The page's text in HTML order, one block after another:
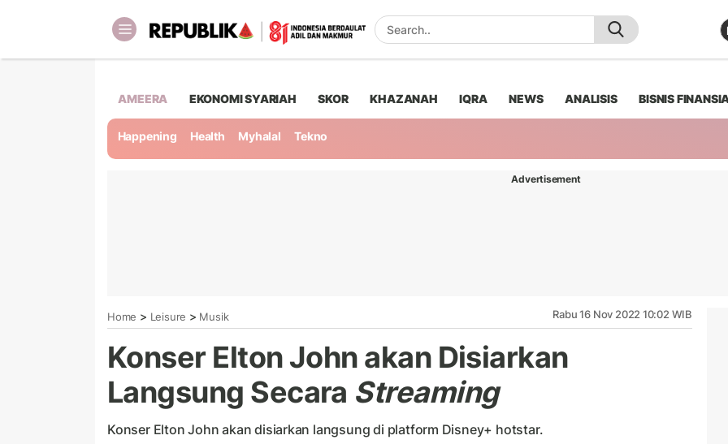
AMEERA EKONOMI SYARIAH SKOR KHAZANAH IQRA NEWS ANALISIS BISNIS
Happening Health Myhalal Tekno
Advertisement
Home > Leisure > Musik Rabu 16 Nov 2022 10:02 WIB
Konser Elton John akan Disiarkan
Langsung Secara Streaming
Konser Elton John akan disiarkan langsung di platform Disney+ hotstar.